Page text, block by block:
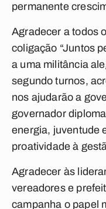
permanente
Agradecer a todos
coligação “Juntos
a uma militância
segundo turnos,
nos ajudarão a
governador
energia, juventude
proatividade à
Agradecer às
vereadores e
campanha o papel